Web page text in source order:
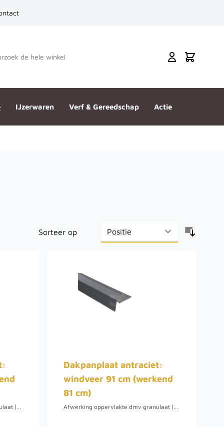
de hele winkel Cart
IJzerwaren Verf & Gereedschap Actie
Sorteer op
Afwerking oppervlakte dmv granulaat (dus niet glimmend). Metaal is bewerkt met een aluminium-zink coating. Zeer eenvoudig te leggen zonder knippen of zagen. Slechts 6 kg/m2. Advies: dakleer als onderlaag
Dakpanplaat antraciet:
windveer 91 cm (werkend
81 cm)
Afwerking oppervlakte dmv granulaat (dus niet glimmend). Metaal is bewerkt met een aluminium-zink coating. Zeer eenvoudig te leggen zonder knippen of zagen. Slechts 6 kg/m2. Advies: dakleer als onderlaag